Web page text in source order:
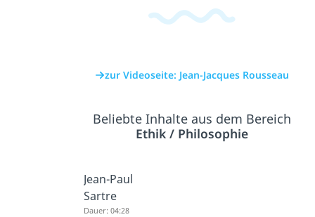
zur Videoseite: Jean-Jacques Rousseau
Beliebte Inhalte aus dem Bereich
Ethik / Philosophie
Jean-Paul
Sartre
Dauer: 04:28